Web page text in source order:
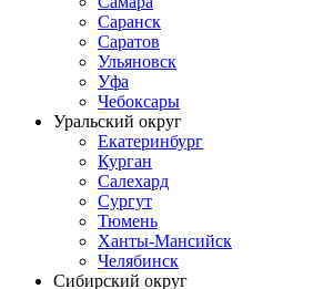
Саранск
Саратов
Ульяновск
Уфа
Чебоксары
Уральский округ
Екатеринбург
Курган
Салехард
Сургут
Тюмень
Ханты-Мансийск
Челябинск
Сибирский округ